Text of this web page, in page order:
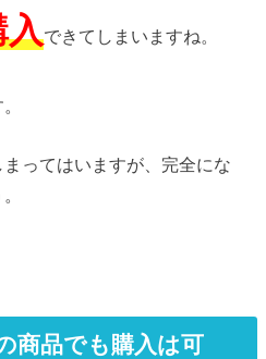
入できてしまいますね。
ってはいますが、完全にな
商品でも購入は可